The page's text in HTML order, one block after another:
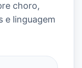
choro,
e linguagem